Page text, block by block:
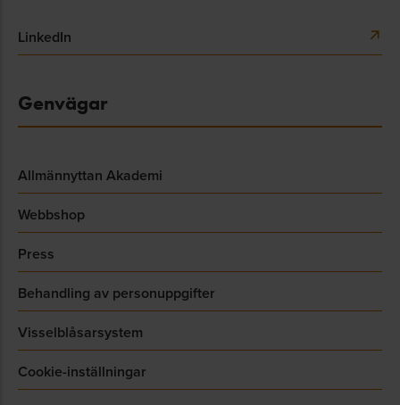
LinkedIn
Genvägar
Allmännyttan Akademi
Webbshop
Press
Behandling av personuppgifter
Visselblåsarsystem
Cookie-inställningar